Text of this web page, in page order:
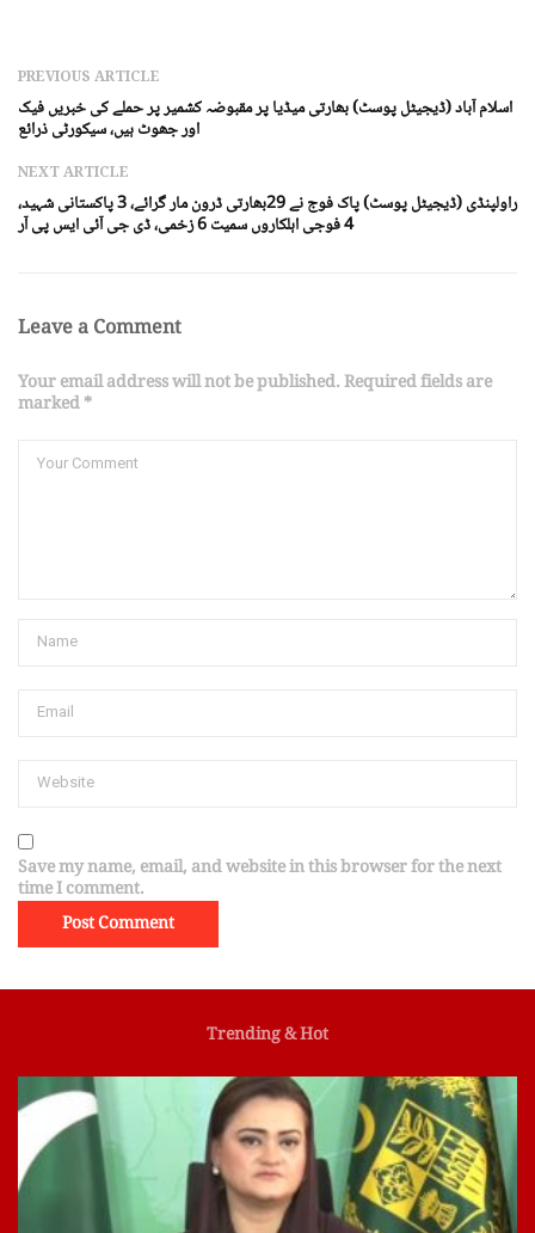
PREVIOUS ARTICLE
اسلام آباد (ڈیجیٹل پوسٹ) بھارتی میڈیا پر مقبوضہ کشمیر پر حملے کی خبریں فیک
اور جھوٹ ہیں، سیکورٹی ذرائع
NEXT ARTICLE
راولپنڈی (ڈیجیٹل پوسٹ) پاک فوج نے 29بھارتی ڈرون مار گرائے، 3 پاکستانی شہید،
4 فوجی اہلکاروں سمیت 6 زخمی، ڈی جی آئی ایس پی آر
Leave a Comment
Your email address will not be published. Required fields are
marked *
Save my name, email, and website in this browser for the next
time I comment.
Trending & Hot